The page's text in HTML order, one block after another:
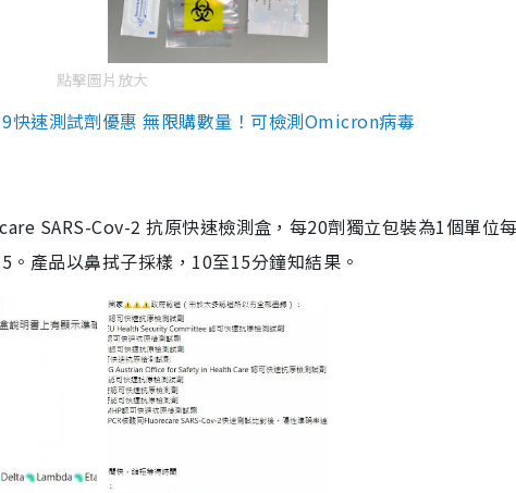
點擊圖片放大
快速測試劑優惠 無限購數量！可檢測Omicron病毒
SARS-Cov-2 抗原快速檢測盒，每20劑獨立包裝為1個單位
產品以鼻拭子採樣，10至15分鐘知結果。